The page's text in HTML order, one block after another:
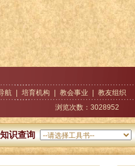
航 培育机构 教会事业 教友组织
数： 3028952
识查询